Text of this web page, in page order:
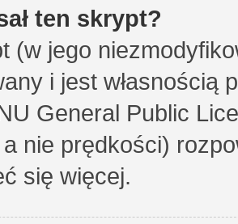
ten skrypt?
(w jego
i jest własnością
General Public
nie prędkości)
się więcej.